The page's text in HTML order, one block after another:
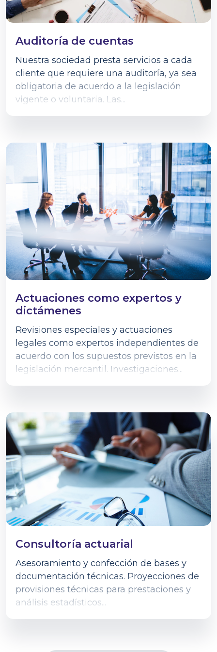
Auditoría de cuentas
Nuestra sociedad presta servicios a cada
cliente que requiere una auditoría, ya sea
obligatoria de acuerdo a la legislación
vigente o voluntaria. Las...
Actuaciones como expertos y
dictámenes
Revisiones especiales y actuaciones
legales como expertos independientes de
acuerdo con los supuestos previstos en la
legislación mercantil. Investigaciones...
Consultoría actuarial
Asesoramiento y confección de bases y
documentación técnicas. Proyecciones de
provisiones técnicas para prestaciones y
análisis estadísticos...